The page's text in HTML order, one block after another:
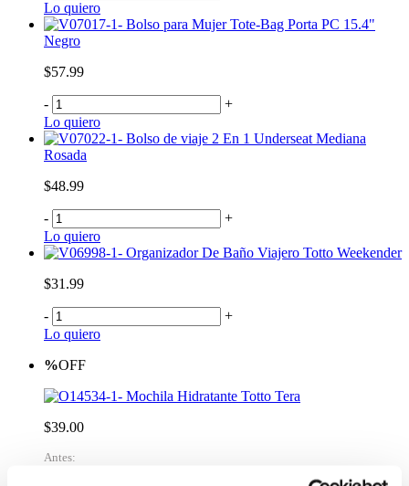
Lo quiero
Bolso para Mujer Tote-Bag Porta PC 15.4"
Negro
$57.99
-
+
Lo quiero
Bolso de viaje 2 En 1 Underseat Mediana
Rosada
$48.99
-
+
Lo quiero
Organizador De Baño Viajero Totto Weekender
$31.99
-
+
Lo quiero
%OFF
Mochila Hidratante Totto Tera
$39.00
Antes: